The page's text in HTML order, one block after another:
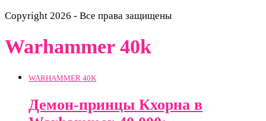
Copyright 2026 - Все права защищены
Warhammer 40k
WARHAMMER 40K
Демон-принцы Кхорна в